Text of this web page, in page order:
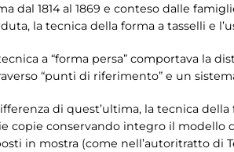
dal 1814 al 1869 e conteso dalle
la tecnica della forma a tasselli e
a “forma persa” comportava la
“punti di riferimento” e un
di quest’ultima, la tecnica
copie conservando integro il modello
in mostra (come nell’autoritratto di